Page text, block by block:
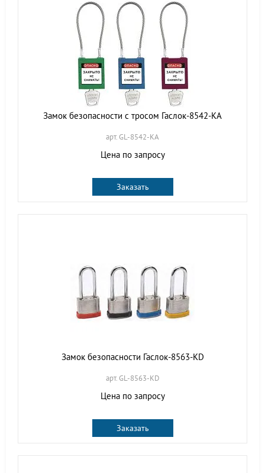
Замок безопасности с тросом Гаслок-8542-KA
арт. GL-8542-KA
Цена по запросу
Заказать
Замок безопасности Гаслок-8563-KD
арт. GL-8563-KD
Цена по запросу
Заказать